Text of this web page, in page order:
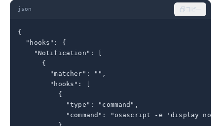
json コピー
{
  "hooks": {
    "Notification": [
      {
        "matcher": "",
        "hooks": [
          {
            "type": "command",
"command": "osascript -e 'display